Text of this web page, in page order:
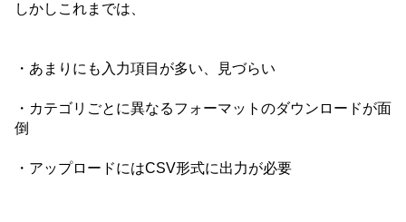
しかしこれまでは、
・あまりにも入力項目が多い、見づらい
・カテゴリごとに異なるフォーマットのダウンロードが面
倒
・アップロードにはCSV形式に出力が必要